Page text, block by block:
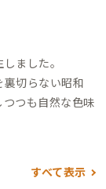
ました。
切らない昭和
つも自然な色味
としては充分で
すべて表示